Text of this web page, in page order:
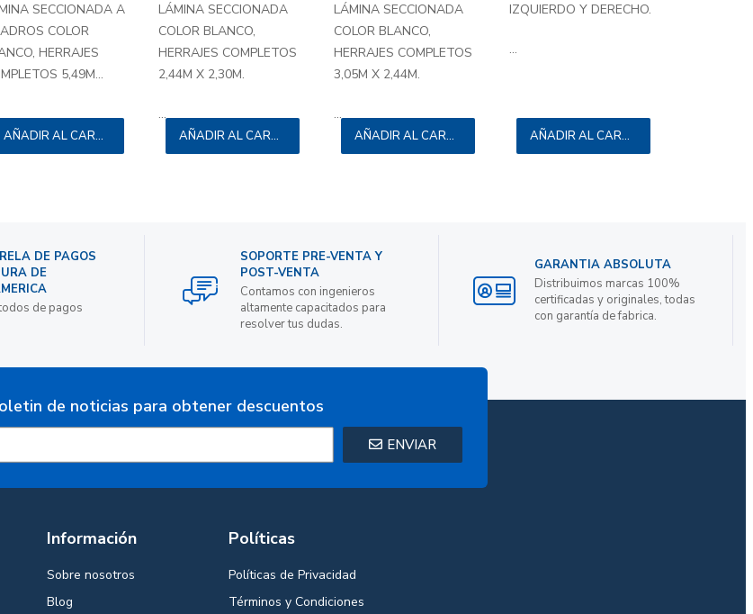
SECCIONADA A
COLOR
HERRAJES
5,49M...
AÑADIR AL CARRITO
LÁMINA SECCIONADA
COLOR BLANCO,
HERRAJES COMPLETOS
2,44M X 2,30M.
...
AÑADIR AL CARRITO
LÁMINA SECCIONADA
COLOR BLANCO,
HERRAJES COMPLETOS
3,05M X 2,44M.
...
AÑADIR AL CARRITO
IZQUIERDO Y DERECHO.
...
AÑADIR AL CARRITO
DE PAGOS
DE
de pagos
SOPORTE PRE-VENTA Y
POST-VENTA
Contamos con ingenieros
altamente capacitados para
resolver tus dudas.
GARANTIA ABSOLUTA
Distribuimos marcas 100%
certificadas y originales, todas
con garantía de fabrica.
de noticias para obtener descuentos
ENVIAR
Información
Sobre nosotros
Blog
Políticas
Políticas de Privacidad
Términos y Condiciones